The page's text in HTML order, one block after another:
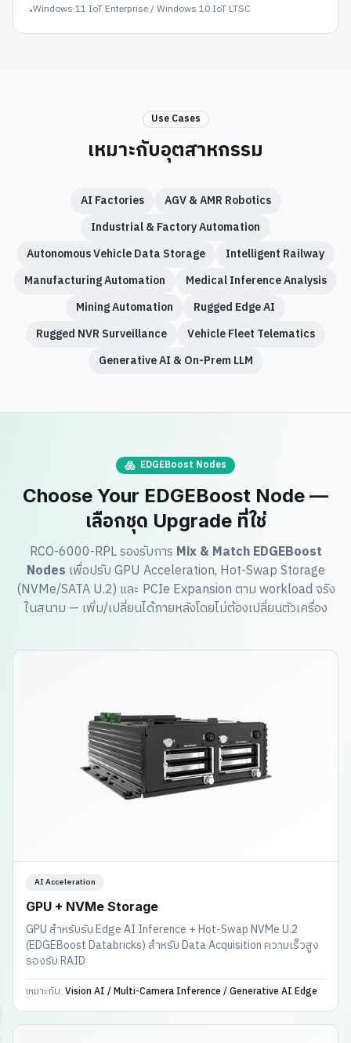
•Windows 11 IoT Enterprise / Windows 10 IoT LTSC
Use Cases
เหมาะกับอุตสาหกรรม
AI Factories
AGV & AMR Robotics
Industrial & Factory Automation
Autonomous Vehicle Data Storage
Intelligent Railway
Manufacturing Automation
Medical Inference Analysis
Mining Automation
Rugged Edge AI
Rugged NVR Surveillance
Vehicle Fleet Telematics
Generative AI & On-Prem LLM
EDGEBoost Nodes
Choose Your EDGEBoost Node —
เลือกชุด Upgrade ที่ใช่
RCO-6000-RPL รองรับการ Mix & Match EDGEBoost
Nodes เพื่อปรับ GPU Acceleration, Hot-Swap Storage
(NVMe/SATA U.2) และ PCIe Expansion ตาม workload จริง
ในสนาม — เพิ่ม/เปลี่ยนได้ภายหลังโดยไม่ต้องเปลี่ยนตัวเครื่อง
AI Acceleration
GPU + NVMe Storage
GPU สำหรับรัน Edge AI Inference + Hot-Swap NVMe U.2
(EDGEBoost Databricks) สำหรับ Data Acquisition ความเร็วสูง
รองรับ RAID
เหมาะกับ: Vision AI / Multi-Camera Inference / Generative AI Edge